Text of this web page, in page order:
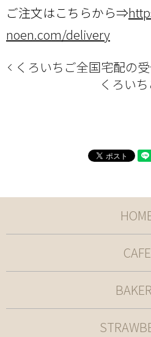
ご注文はこちらから⇒
noen.com/delivery
くろいちご全国宅配の
くろい
CAFE